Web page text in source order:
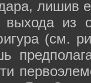
лишив
выхода из
(см.